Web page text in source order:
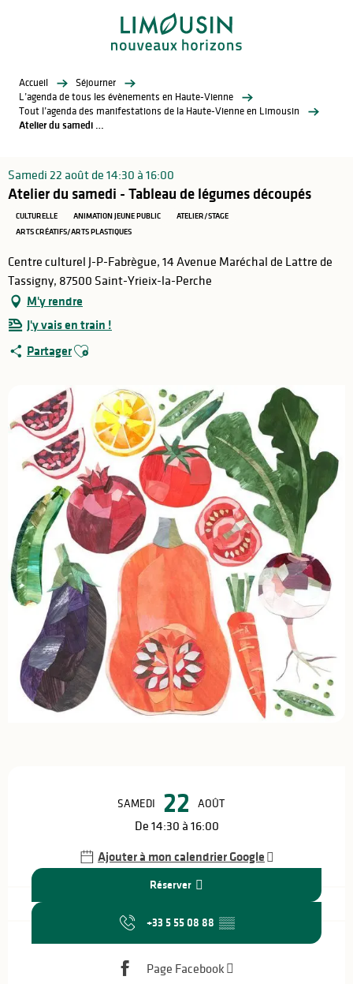
Accueil
Séjourner
L’agenda de tous les évènements en Haute-Vienne
Tout l’agenda des manifestations de la Haute-Vienne en Limousin
Atelier du samedi - Tableau de légumes découpés
Samedi 22 août de 14:30 à 16:00
Atelier du samedi - Tableau de légumes découpés
CULTURELLE ANIMATION JEUNE PUBLIC
ATELIER/STAGE
ARTS CRÉATIFS/ARTS PLASTIQUES
Centre culturel J-P-Fabrègue, 14 Avenue Maréchal de Lattre de
Tassigny, 87500 Saint-Yrieix-la-Perche
M'y rendre
J'y vais en train !
PartagerAjouter aux favoris
SAMEDI 22 AOÛT
De 14:30 à 16:00
Ajouter à mon calendrier Google
Réserver
+33 5 55 08 88 ▒▒
Page Facebook